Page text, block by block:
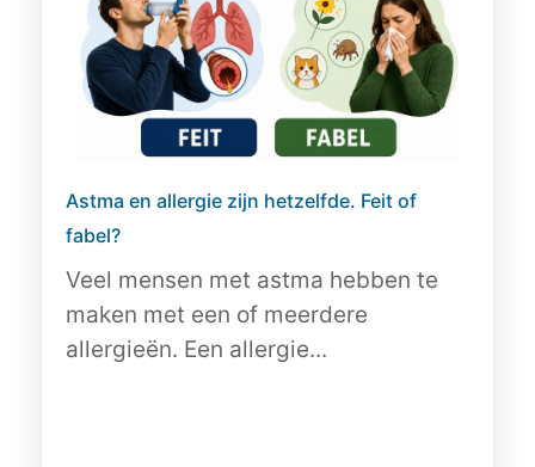
Astma en allergie zijn hetzelfde. Feit of
fabel?
Veel mensen met astma hebben te
maken met een of meerdere
allergieën. Een allergie...